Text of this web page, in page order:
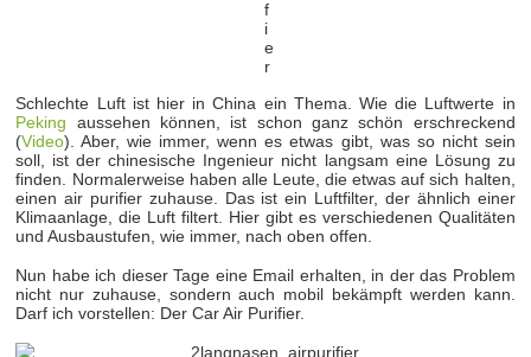
Schlechte Luft ist hier in China ein Thema. Wie die Luftwerte in
Peking aussehen können, ist schon ganz schön erschreckend
(Video). Aber, wie immer, wenn es etwas gibt, was so nicht sein
soll, ist der chinesische Ingenieur nicht langsam eine Lösung zu
finden. Normalerweise haben alle Leute, die etwas auf sich halten,
einen air purifier zuhause. Das ist ein Luftfilter, der ähnlich einer
Klimaanlage, die Luft filtert. Hier gibt es verschiedenen Qualitäten
und Ausbaustufen, wie immer, nach oben offen.
Nun habe ich dieser Tage eine Email erhalten, in der das Problem
nicht nur zuhause, sondern auch mobil bekämpft werden kann.
Darf ich vorstellen: Der Car Air Purifier.